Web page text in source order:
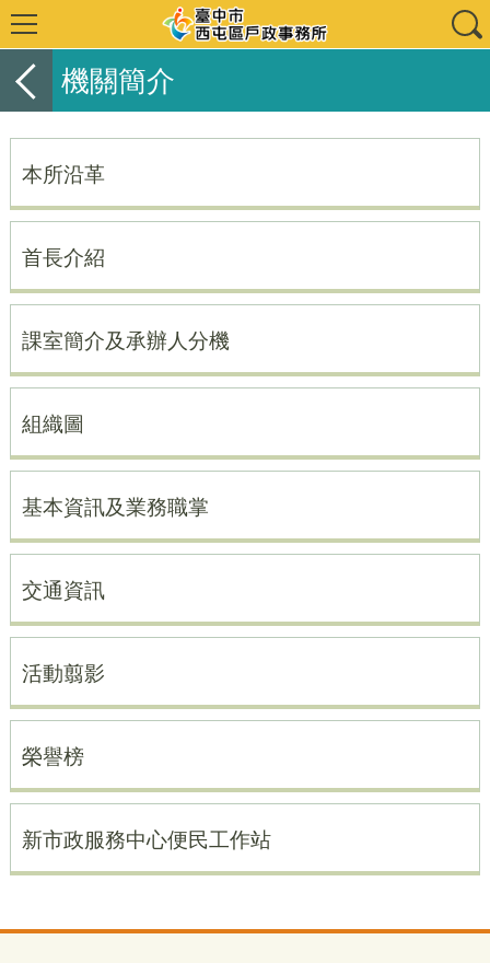
機關簡介
本所沿革
首長介紹
課室簡介及承辦人分機
組織圖
基本資訊及業務職掌
交通資訊
活動翦影
榮譽榜
新市政服務中心便民工作站